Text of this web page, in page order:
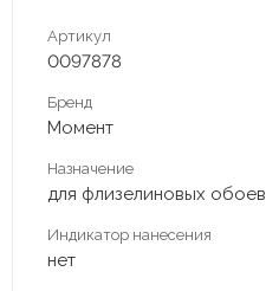
Артикул
0097878
Бренд
Момент
Назначение
для флизелиновых обоев
Индикатор нанесения
нет